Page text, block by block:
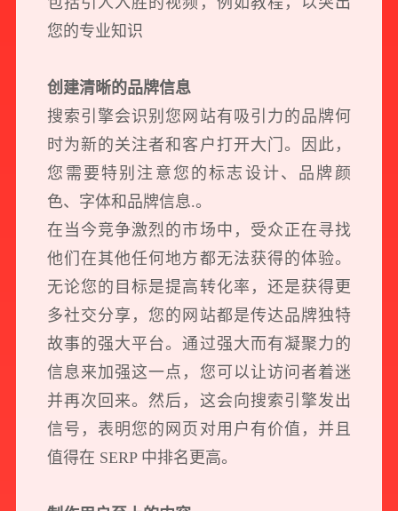
您的专业知识
创建清晰的品牌信息
搜索引擎会识别您网站有吸引力的品牌何
时为新的关注者和客户打开大门。因此，
您需要特别注意您的标志设计、品牌颜
色、字体和品牌信息.。
在当今竞争激烈的市场中，受众正在寻找
他们在其他任何地方都无法获得的体验。
无论您的目标是提高转化率，还是获得更
多社交分享，您的网站都是传达品牌独特
故事的强大平台。通过强大而有凝聚力的
信息来加强这一点，您可以让访问者着迷
并再次回来。然后，这会向搜索引擎发出
信号，表明您的网页对用户有价值，并且
值得在 SERP 中排名更高。